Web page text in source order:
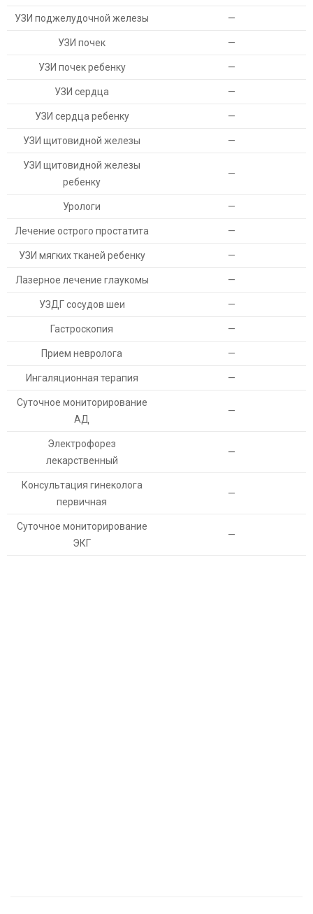
УЗИ поджелудочной железы —
УЗИ почек —
УЗИ почек ребенку —
УЗИ сердца —
УЗИ сердца ребенку —
УЗИ щитовидной железы —
УЗИ щитовидной железы
ребенку
—
Урологи —
Лечение острого простатита —
УЗИ мягких тканей ребенку —
Лазерное лечение глаукомы —
УЗДГ сосудов шеи —
Гастроскопия —
Прием невролога —
Ингаляционная терапия —
Суточное мониторирование
АД
—
Электрофорез
лекарственный
—
Консультация гинеколога
первичная
—
Суточное мониторирование
ЭКГ
—